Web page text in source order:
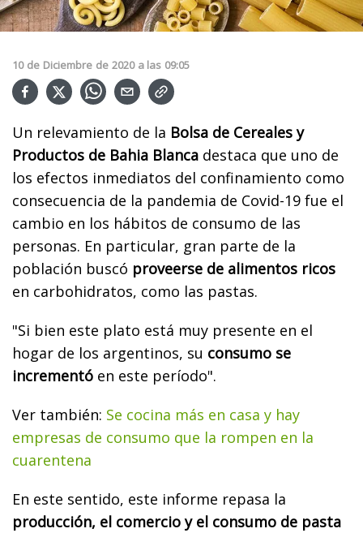
10 de Diciembre de 2020 a las 09:05
Un relevamiento de la Bolsa de Cereales y
Productos de Bahia Blanca destaca que uno de
los efectos inmediatos del confinamiento como
consecuencia de la pandemia de Covid-19 fue el
cambio en los hábitos de consumo de las
personas. En particular, gran parte de la
población buscó proveerse de alimentos ricos
en carbohidratos, como las pastas.
"Si bien este plato está muy presente en el
hogar de los argentinos, su consumo se
incrementó en este período".
Ver también: Se cocina más en casa y hay
empresas de consumo que la rompen en la
cuarentena
En este sentido, este informe repasa la
producción, el comercio y el consumo de pasta